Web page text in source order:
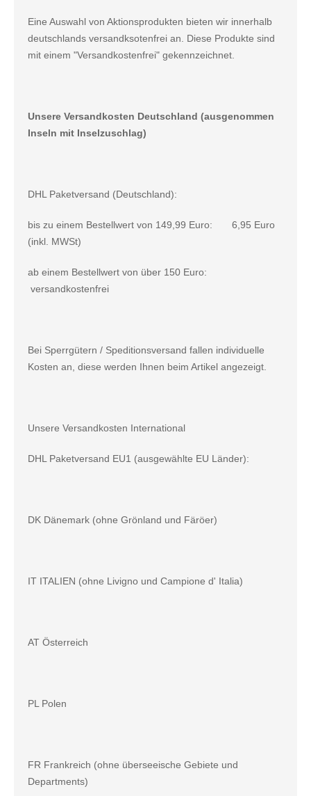
Eine Auswahl von Aktionsprodukten bieten wir innerhalb
deutschlands versandksotenfrei an. Diese Produkte sind
mit einem "Versandkostenfrei" gekennzeichnet.
Unsere Versandkosten Deutschland (ausgenommen
Inseln mit Inselzuschlag)
DHL Paketversand (Deutschland):
bis zu einem Bestellwert von 149,99 Euro: 6,95 Euro
(inkl. MWSt)
ab einem Bestellwert von über 150 Euro:
versandkostenfrei
Bei Sperrgütern / Speditionsversand fallen individuelle
Kosten an, diese werden Ihnen beim Artikel angezeigt.
Unsere Versandkosten International
DHL Paketversand EU1 (ausgewählte EU Länder):
DK Dänemark (ohne Grönland und Färöer)
IT ITALIEN (ohne Livigno und Campione d' Italia)
AT Österreich
PL Polen
FR Frankreich (ohne überseeische Gebiete und
Departments)